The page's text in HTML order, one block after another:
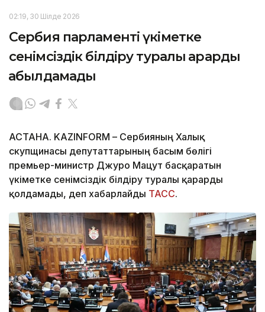
02:19, 30 Шілде 2026
Сербия парламенті үкіметке
сенімсіздік білдіру туралы қарарды
қабылдамады
АСТАНА. KAZINFORM – Сербияның Халық
скупщинасы депутаттарының басым бөлігі
премьер-министр Джуро Мацут басқаратын
үкіметке сенімсіздік білдіру туралы қарарды
қолдамады, деп хабарлайды ТАСС.